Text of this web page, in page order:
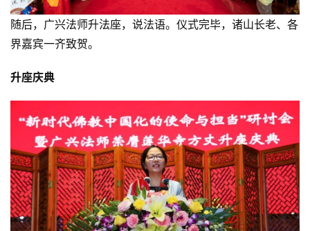
资
讯
八
点
僧
高
僧
访
谈
随后，广兴法师升法座，说法语。仪式完毕，诸山长老、各
界嘉宾一齐致贺。
升座庆典